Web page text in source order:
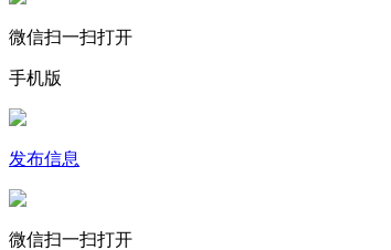
微信扫一扫打开
手机版
发布信息
微信扫一扫打开